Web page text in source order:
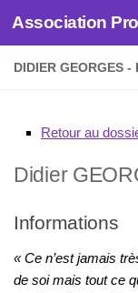
Skip to content
DIDIER GEORGES -
Retour au
Didier
Informations
« Ce n’est jamais
de soi mais tout ce